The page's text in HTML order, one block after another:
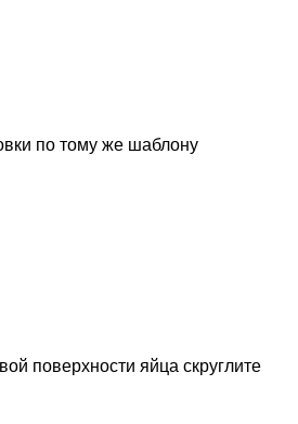
по тому же шаблону
поверхности яйца скруглите